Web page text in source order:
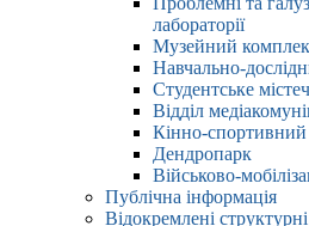
лабораторії
Музейний
Навчально-
Студентське
Відділ
Кінно-
Дендропарк
Військово-
Публічна інформація
Відокремлені